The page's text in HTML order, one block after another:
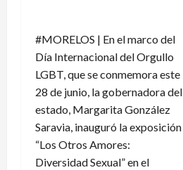
#MORELOS | En el marco del
Día Internacional del Orgullo
LGBT, que se conmemora este
28 de junio, la gobernadora del
estado, Margarita González
Saravia, inauguró la exposición
“Los Otros Amores:
Diversidad Sexual” en el